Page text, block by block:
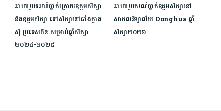
អាហារូបករណ៍ថ្នាក់ក្រោយឧត្តមសិក្សា
និងឧត្តមសិក្សា ទៅសិក្សា​នៅជាំងក្វាង
ស៊ី ប្រទេស​ចិន សម្រាប់ឆ្នាំសិក្សា​
២០២៤-២០២៥
អាហារូបករណ៍ថ្នាក់ឧត្ដមសិក្សានៅ
សាកលវិទ្យាល័យ Donghua ឆ្នាំ
សិក្សា២០២៦